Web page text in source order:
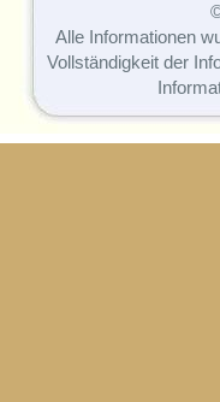
Alle Informationen
Vollständigkeit der